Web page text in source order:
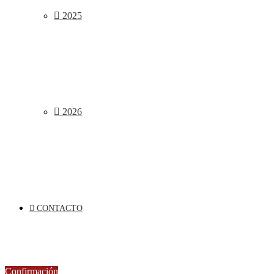
2025
2026
CONTACTO
Confirmación